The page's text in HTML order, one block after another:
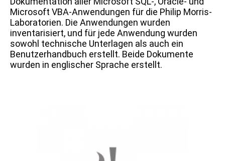
Microsoft VBA-Anwendungen für die Philip Morris-
Laboratorien. Die Anwendungen wurden
inventarisiert, und für jede Anwendung wurden
sowohl technische Unterlagen als auch ein
Benutzerhandbuch erstellt. Beide Dokumente
wurden in englischer Sprache erstellt.